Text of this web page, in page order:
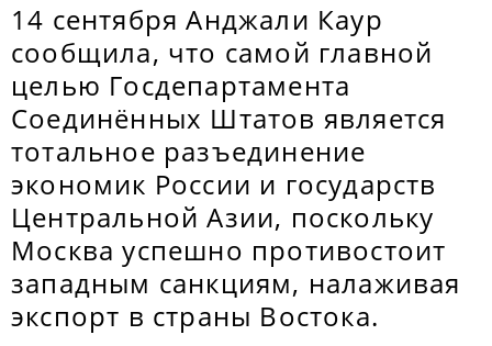
14 сентября Анджали Каур
сообщила, что самой главной
целью Госдепартамента
Соединённых Штатов является
тотальное разъединение
экономик России и государств
Центральной Азии, поскольку
Москва успешно противостоит
западным санкциям, налаживая
экспорт в страны Востока.